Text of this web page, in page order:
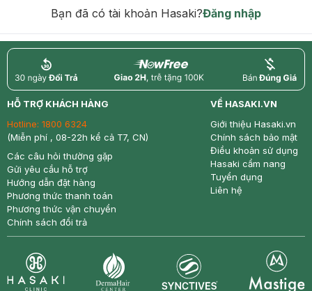
Bạn đã có tài khoản Hasaki?Đăng nhập
return nowfree price
HỖ TRỢ KHÁCH HÀNG
Hotline: 1800 6324
(Miễn phí , 08-22h kể cả T7, CN)
Các câu hỏi thường gặp
Gửi yêu cầu hỗ trợ
Hướng dẫn đặt hàng
Phương thức thanh toán
Phương thức vận chuyển
Chính sách đổi trả
VỀ HASAKI.VN
Giới thiệu Hasaki.vn
Chính sách bảo mật
Điều khoản sử dụng
Hasaki cẩm nang
Tuyển dụng
Liên hệ